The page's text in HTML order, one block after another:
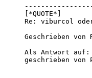
[*QUOTE*]
Re: viburcol
Geschrieben
Als Antwort
geschrieben von